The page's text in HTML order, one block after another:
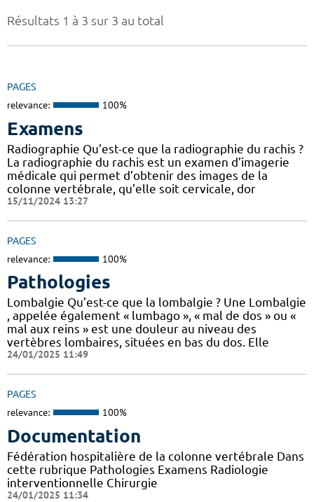
Résultats 1 à 3 sur 3 au total
PAGES
relevance: 100%
Examens
Radiographie Qu’est-ce que la radiographie du rachis ?
La radiographie du rachis est un examen d’imagerie
médicale qui permet d’obtenir des images de la
colonne vertébrale, qu’elle soit cervicale, dor
15/11/2024 13:27
PAGES
relevance: 100%
Pathologies
Lombalgie Qu’est-ce que la lombalgie ? Une Lombalgie
, appelée également « lumbago », « mal de dos » ou «
mal aux reins » est une douleur au niveau des
vertèbres lombaires, situées en bas du dos. Elle
24/01/2025 11:49
PAGES
relevance: 100%
Documentation
Fédération hospitalière de la colonne vertébrale Dans
cette rubrique Pathologies Examens Radiologie
interventionnelle Chirurgie
24/01/2025 11:34